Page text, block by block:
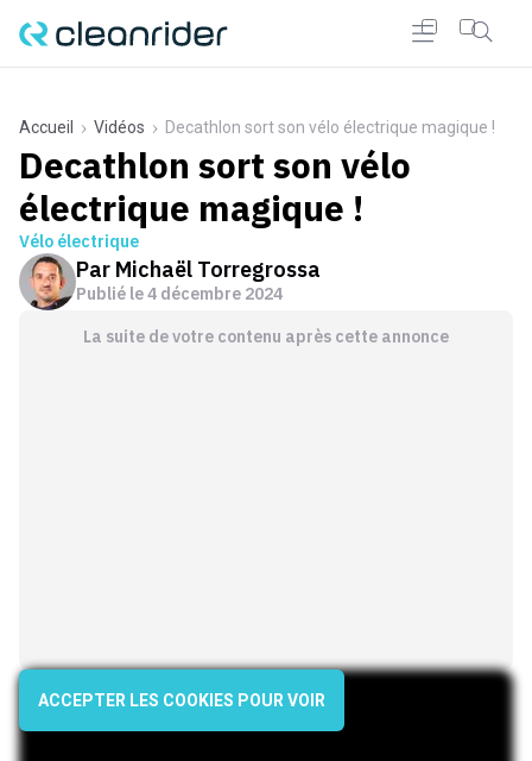
Accueil Vidéos Decathlon sort son vélo électrique magique !
Decathlon sort son vélo
électrique magique !
Vélo électrique
Par Michaël Torregrossa
Publié le4 décembre 2024
La suite de votre contenu après cette annonce
ACCEPTER LES COOKIES POUR VOIR